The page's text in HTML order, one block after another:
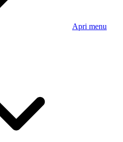
Apri menu